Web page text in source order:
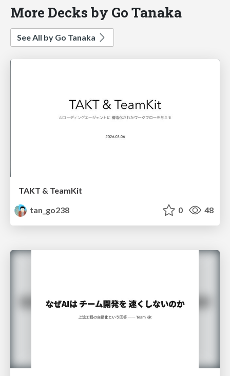
More Decks by Go Tanaka
See All by Go Tanaka
TAKT & TeamKit
tan_go238
0 48